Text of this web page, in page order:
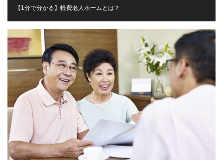
【1分で分かる】軽費老人ホームとは？